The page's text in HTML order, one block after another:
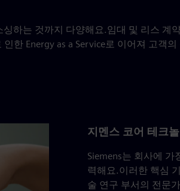
하는 것까지 다양해요.임대 및 리스 계
한 Energy as a Service로 이어져 고객의
지멘스 코어 테크
Siemens는 회사에
력해요.이러한 핵심
술 연구 부서의 전문